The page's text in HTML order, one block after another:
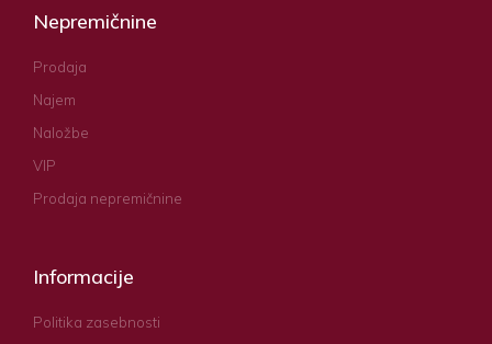
Nepremičnine
Prodaja
Najem
Naložbe
VIP
Prodaja nepremičnine
Informacije
Politika zasebnosti